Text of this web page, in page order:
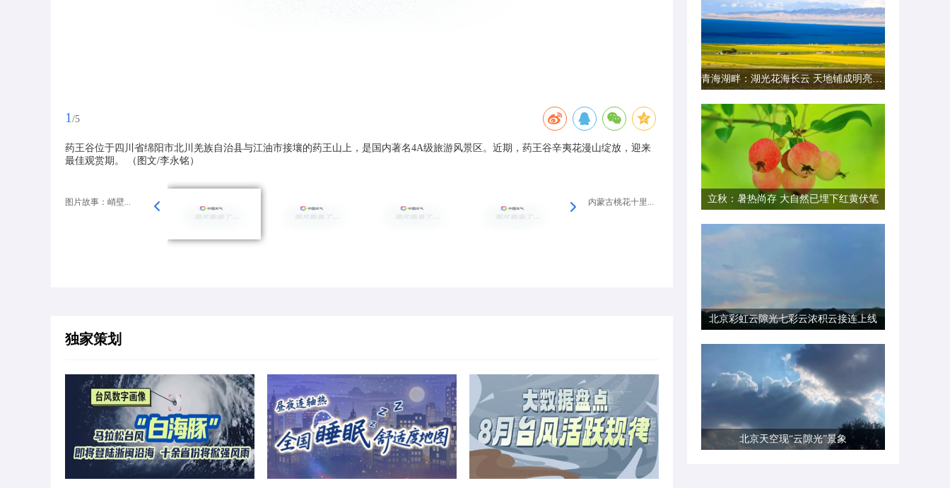
1 /5
药王谷位于四川省绵阳市北川羌族自治县与江油市接壤的药王山上，是国内著名4A级旅游风景区。近期，药王谷辛夷花漫山绽放，迎来
最佳观赏期。 （图文/李永铭）
图片故事：峭壁... 内蒙古桃花十里...
独家策划
青海湖畔：湖光花海长云 天地铺成明亮画卷
立秋：暑热尚存 大自然已埋下红黄伏笔
北京彩虹云隙光七彩云浓积云接连上线
北京天空现“云隙光”景象